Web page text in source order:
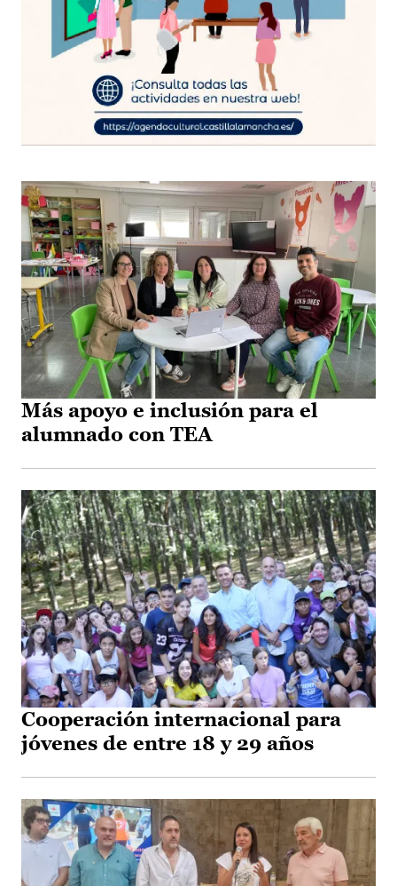
Más apoyo e inclusión para el
alumnado con TEA
Cooperación internacional para
jóvenes de entre 18 y 29 años